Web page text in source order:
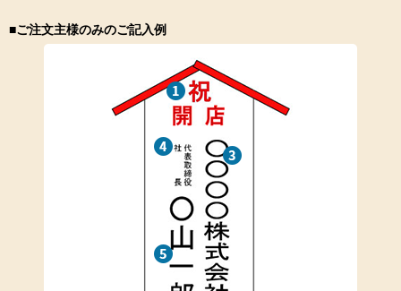
■ご注文主様のみのご記入例